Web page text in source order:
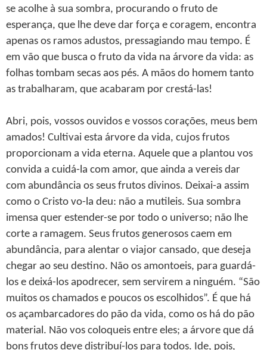
se acolhe à sua sombra, procurando o fruto de
esperança, que lhe deve dar força e coragem, encontra
apenas os ramos adustos, pressagiando mau tempo. É
em vão que busca o fruto da vida na árvore da vida: as
folhas tombam secas aos pés. A mãos do homem tanto
as trabalharam, que acabaram por crestá-las!
Abri, pois, vossos ouvidos e vossos corações, meus bem
amados! Cultivai esta árvore da vida, cujos frutos
proporcionam a vida eterna. Aquele que a plantou vos
convida a cuidá-la com amor, que ainda a vereis dar
com abundância os seus frutos divinos. Deixai-a assim
como o Cristo vo-la deu: não a mutileis. Sua sombra
imensa quer estender-se por todo o universo; não lhe
corte a ramagem. Seus frutos generosos caem em
abundância, para alentar o viajor cansado, que deseja
chegar ao seu destino. Não os amontoeis, para guardá-
los e deixá-los apodrecer, sem servirem a ninguém. “São
muitos os chamados e poucos os escolhidos”. É que há
os açambarcadores do pão da vida, como os há do pão
material. Não vos coloqueis entre eles; a árvore que dá
bons frutos deve distribuí-los para todos. Ide, pois,